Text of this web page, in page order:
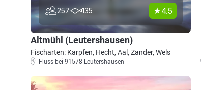
257 135 4.5
Altmühl (Leutershausen)
Fischarten: Karpfen, Hecht, Aal, Zander, Wels
Fluss bei 91578 Leutershausen